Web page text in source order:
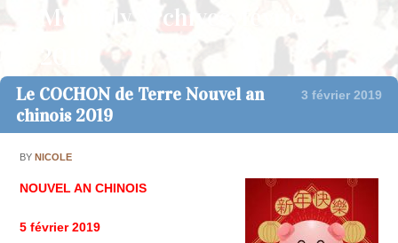
Skip to contentMonthly Archives:
2019
Le COCHON de Terre Nouvel an
chinois 2019
3 février 2019
BYNICOLE
NOUVEL AN CHINOIS
5 février 2019